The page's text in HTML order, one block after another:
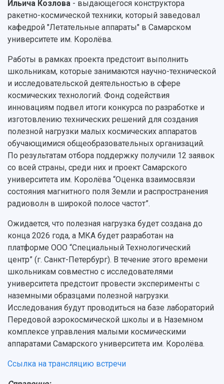
Научные подразделения
Отделы и службы
Общественные организации
Институт искусственного интеллекта
Инжиниринговый центр
Аграрный карбоновый полигон
Архив
Фирменный стиль
Устойчивое развитие
Кампус
3D-тур по университету
Музеи
Учебный аэродром
Центр истории авиационных двигателей
Ботанический сад
Международный межвузовский кампус
Сведения об образовательной организации
Официальные документы
основ законодательства РФ
Платные образовательные услуги
Подготовительные курсы
Библиотека
Видеолекции
Противодействие COVID-19
Подразделения научного обслуживания
Организационные документы
Результаты научно-исследовательской
Научно-технические разработки
Конкурсы научных проектов и грантов
Областной конкурс "Молодой учёный"
Отчеты о научно-исследовательской
деятельности
Журналы Самарского университета
Научные конференции
Патенты
Публикации и издания
Отчеты о проведенных конференциях
Ильича Козлова - выдающегося конструктора
ракетно-космической техники, который заведовал
кафедрой "Летательные аппараты" в Самарском
университете им. Королёва.
Работы в рамках проекта предстоит выполнить
школьникам, которые занимаются научно-технической
и исследовательской деятельностью в сфере
космических технологий. Фонд содействия
инновациям подвел итоги конкурса по разработке и
изготовлению технических решений для создания
полезной нагрузки малых космических аппаратов
обучающимися общеобразовательных организаций.
По результатам отбора поддержку получили 12 заявок
со всей страны, среди них и проект Самарского
университета им. Королёва “Оценка взаимосвязи
состояния магнитного поля Земли и распространения
радиоволн в широкой полосе частот”.
Ожидается, что полезная нагрузка будет создана до
конца 2026 года, а МКА будет разработан на
платформе ООО “Специальный Технологический
центр” (г. Санкт-Петербург). В течение этого времени
школьникам совместно с исследователями
университета предстоит провести эксперименты с
наземными образцами полезной нагрузки.
Исследования будут проводиться на базе лабораторий
Передовой аэрокосмической школы и в Наземном
комплексе управления малыми космическими
аппаратами Самарского университета им. Королёва.
Ссылка на трансляцию встречи